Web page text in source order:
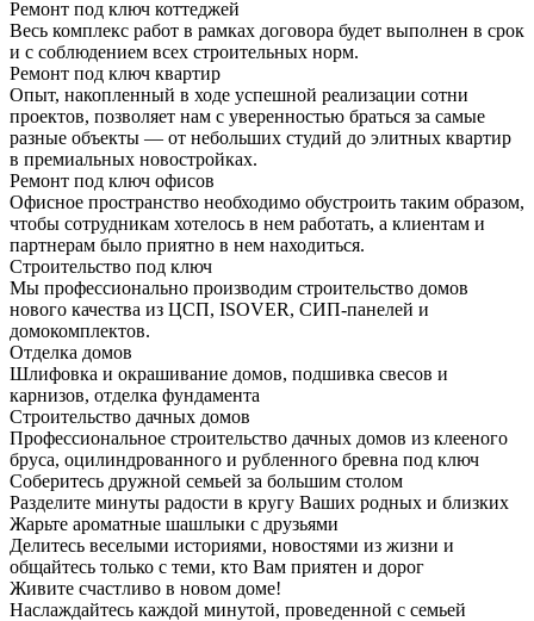
Ремонт под ключ коттеджей
Весь комплекс работ в рамках договора будет выполнен в срок
и с соблюдением всех строительных норм.
Ремонт под ключ квартир
Опыт, накопленный в ходе успешной реализации сотни
проектов, позволяет нам с уверенностью браться за самые
разные объекты — от небольших студий до элитных квартир
в премиальных новостройках.
Ремонт под ключ офисов
Офисное пространство необходимо обустроить таким образом,
чтобы сотрудникам хотелось в нем работать, а клиентам и
партнерам было приятно в нем находиться.
Строительство под ключ
Мы профессионально производим строительство домов
нового качества из ЦСП, ISOVER, СИП-панелей и
домокомплектов.
Отделка домов
Шлифовка и окрашивание домов, подшивка свесов и
карнизов, отделка фундамента
Строительство дачных домов
Профессиональное строительство дачных домов из клееного
бруса, оцилиндрованного и рубленного бревна под ключ
Соберитесь дружной семьей за большим столом
Разделите минуты радости в кругу Ваших родных и близких
Жарьте ароматные шашлыки с друзьями
Делитесь веселыми историями, новостями из жизни и
общайтесь только с теми, кто Вам приятен и дорог
Живите счастливо в новом доме!
Наслаждайтесь каждой минутой, проведенной с семьей